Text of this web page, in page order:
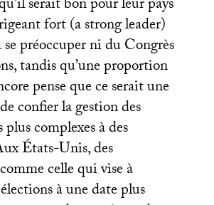
serait bon pour leur pays
fort (a strong leader)
préoccuper ni du Congrès
tandis qu’une proportion
pense que ce serait une
confier la gestion des
complexes à des
États-Unis, des
celle qui vise à
à une date plus